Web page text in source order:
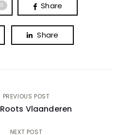
0 Share
Share
PREVIOUS POST
Roots Vlaanderen
NEXT POST